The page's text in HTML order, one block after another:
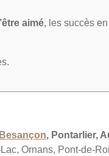
aimé, les succès en
Besançon, Pontarlier,
Ornans, Pont-de-